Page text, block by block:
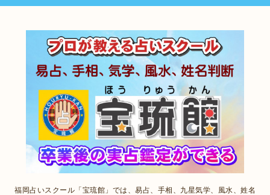
福岡占いスクール「宝琉館」では、易占、手相、九星気学、風水、姓名